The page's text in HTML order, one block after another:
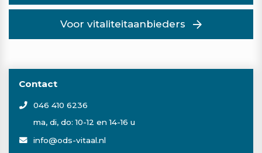
Voor vitaliteitaanbieders
Contact
046 410 6236
ma, di, do: 10-12 en 14-16 u
info@ods-vitaal.nl